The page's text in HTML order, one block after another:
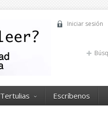
Iniciar sesión
Tertulias Escríbenos